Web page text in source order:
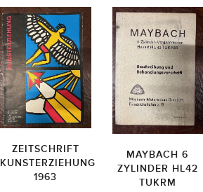
ZEITSCHRIFT
KUNSTERZIEHUNG
1963
MAYBACH 6
ZYLINDER HL42
TUKRM